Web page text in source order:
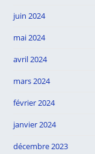
juin 2024
mai 2024
avril 2024
mars 2024
février 2024
janvier 2024
décembre 2023